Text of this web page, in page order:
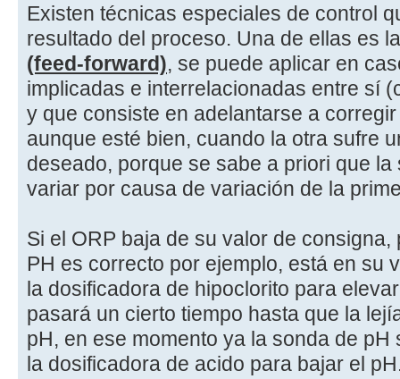
Existen técnicas especiales de control
resultado del proceso. Una de ellas es
(feed-forward), se puede aplicar en
implicadas e interrelacionadas entre sí
y que consiste en adelantarse a
aunque esté bien, cuando la otra sufre
deseado, porque se sabe a priori que
variar por causa de variación de la
Si el ORP baja de su valor de consigna,
PH es correcto por ejemplo, está en su
la dosificadora de hipoclorito para
pasará un cierto tiempo hasta que la
pH, en ese momento ya la sonda de
la dosificadora de acido para bajar el